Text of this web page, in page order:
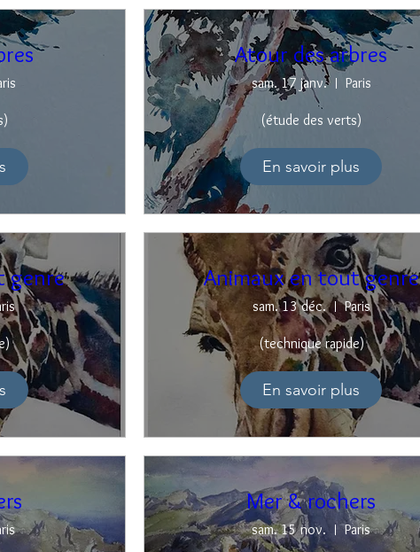
Atour des arbres
sam. 17 janv. Paris
(étude des verts)
En savoir plus
genre Animaux en tout genre
sam. 13 déc. Paris
(technique rapide)
En savoir plus
Mer & rochers
sam. 15 nov. Paris